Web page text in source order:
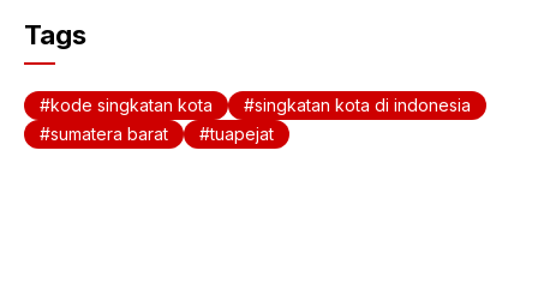
c
e
b
o
A
p
Tags
kode singkatan kota
singkatan kota di indonesia
sumatera barat
tuapejat